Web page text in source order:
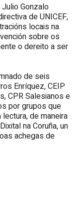
Gonzalo
de UNICEF,
locais na
sobre os
o dereito a ser
de seis
Enríquez, CEIP
CPR Salesianos e
por grupos que
de maneira
na Coruña, un
achegas de